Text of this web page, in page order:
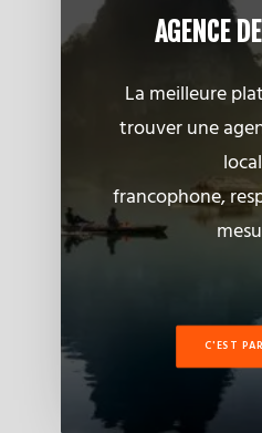
AGENCE
La meilleure
trouver une
francophone,
C'EST